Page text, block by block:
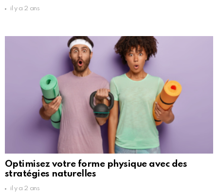
il y a 2 ans
Optimisez votre forme physique avec des
stratégies naturelles
il y a 2 ans